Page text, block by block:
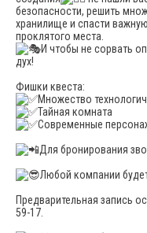
безопасности, решить
хранилище и спасти
проклятого места.
И чтобы не сорвать
дух!
Фишки квеста:
Множество
Тайная комната
Современные
Для бронирования
Любой компании
Предварительная запись
59-17.